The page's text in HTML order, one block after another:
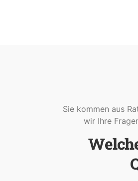
Sie kommen aus
wir Ihre